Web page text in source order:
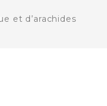
et d’arachides